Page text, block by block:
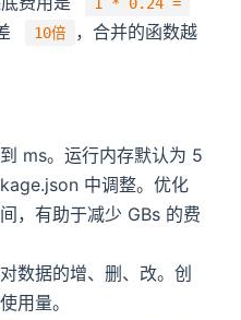
1 * 0.24 =
10倍
，合并的函数越
ms。运行内存默认为 5
中调整。优化
，有助于减少 GBs 的费
数据的增、删、改。创
用量。